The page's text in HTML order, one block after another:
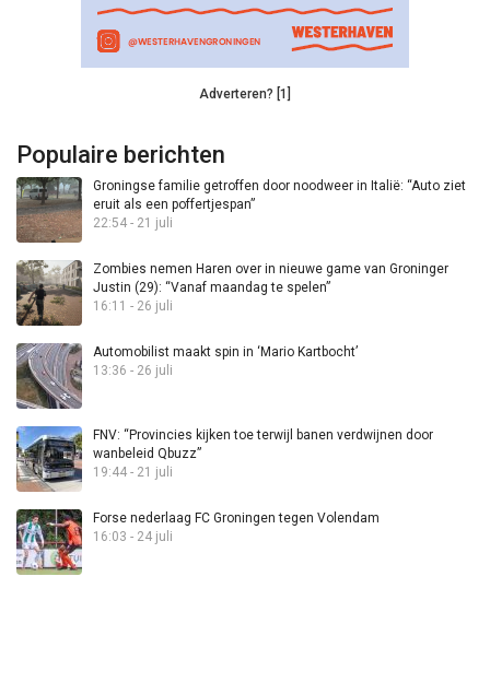
Adverteren? [1]
Populaire berichten
Groningse familie getroffen door noodweer in Italië: “Auto ziet
eruit als een poffertjespan”
22:54 - 21 juli
Zombies nemen Haren over in nieuwe game van Groninger
Justin (29): “Vanaf maandag te spelen”
16:11 - 26 juli
Automobilist maakt spin in ‘Mario Kartbocht’
13:36 - 26 juli
FNV: “Provincies kijken toe terwijl banen verdwijnen door
wanbeleid Qbuzz”
19:44 - 21 juli
Forse nederlaag FC Groningen tegen Volendam
16:03 - 24 juli